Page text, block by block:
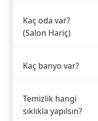
Kaç oda var?
(Salon Hariç)
Kaç banyo var?
Temizlik hangi
sıklıkla yapılsın?